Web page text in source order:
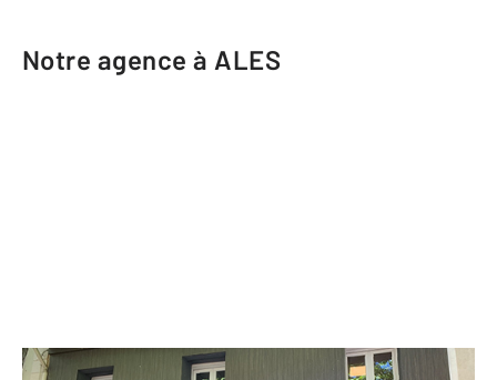
Notre agence à ALES